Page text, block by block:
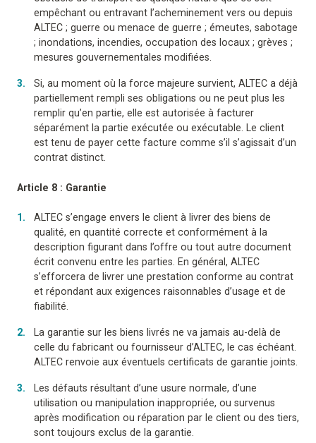
empêchant ou entravant l’acheminement vers ou depuis
ALTEC ; guerre ou menace de guerre ; émeutes, sabotage
; inondations, incendies, occupation des locaux ; grèves ;
mesures gouvernementales modifiées.
Si, au moment où la force majeure survient, ALTEC a déjà
partiellement rempli ses obligations ou ne peut plus les
remplir qu’en partie, elle est autorisée à facturer
séparément la partie exécutée ou exécutable. Le client
est tenu de payer cette facture comme s’il s’agissait d’un
contrat distinct.
Article 8 : Garantie
ALTEC s’engage envers le client à livrer des biens de
qualité, en quantité correcte et conformément à la
description figurant dans l’offre ou tout autre document
écrit convenu entre les parties. En général, ALTEC
s’efforcera de livrer une prestation conforme au contrat
et répondant aux exigences raisonnables d’usage et de
fiabilité.
La garantie sur les biens livrés ne va jamais au-delà de
celle du fabricant ou fournisseur d’ALTEC, le cas échéant.
ALTEC renvoie aux éventuels certificats de garantie joints.
Les défauts résultant d’une usure normale, d’une
utilisation ou manipulation inappropriée, ou survenus
après modification ou réparation par le client ou des tiers,
sont toujours exclus de la garantie.